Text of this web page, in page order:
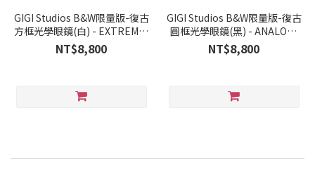
GIGI Studios B&W限量版-復古
方框光學眼鏡(白) - EXTREME-
6878/0
NT$8,800
GIGI Studios B&W限量版-復古
圓框光學眼鏡(黑) - ANALOG-
6879/9
NT$8,800